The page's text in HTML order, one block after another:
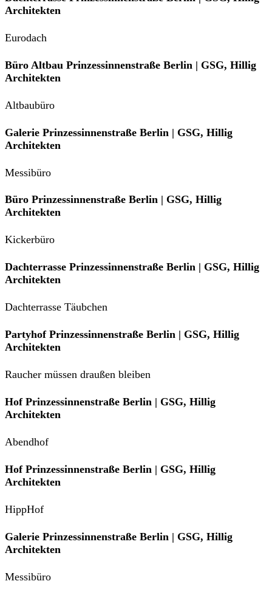
Architekten
Eurodach
Büro Altbau Prinzessinnenstraße Berlin | GSG, Hillig
Architekten
Altbaubüro
Galerie Prinzessinnenstraße Berlin | GSG, Hillig
Architekten
Messibüro
Büro Prinzessinnenstraße Berlin | GSG, Hillig
Architekten
Kickerbüro
Dachterrasse Prinzessinnenstraße Berlin | GSG, Hillig
Architekten
Dachterrasse Täubchen
Partyhof Prinzessinnenstraße Berlin | GSG, Hillig
Architekten
Raucher müssen draußen bleiben
Hof Prinzessinnenstraße Berlin | GSG, Hillig
Architekten
Abendhof
Hof Prinzessinnenstraße Berlin | GSG, Hillig
Architekten
HippHof
Galerie Prinzessinnenstraße Berlin | GSG, Hillig
Architekten
Messibüro